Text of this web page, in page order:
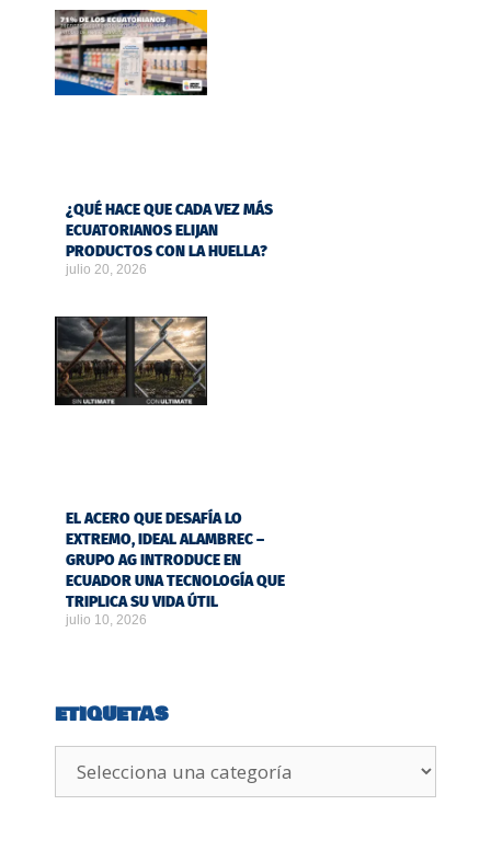
¿QUÉ HACE QUE CADA VEZ MÁS
ECUATORIANOS ELIJAN
PRODUCTOS CON LA HUELLA?
julio 20, 2026
EL ACERO QUE DESAFÍA LO
EXTREMO, IDEAL ALAMBREC –
GRUPO AG INTRODUCE EN
ECUADOR UNA TECNOLOGÍA QUE
TRIPLICA SU VIDA ÚTIL
julio 10, 2026
ETIQUETAS